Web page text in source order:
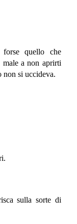
quello che
male a non aprirti
non si uccideva.
sulla sorte di